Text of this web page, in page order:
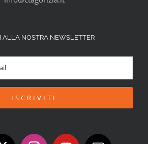
ALLA NOSTRA NEWSLETTER